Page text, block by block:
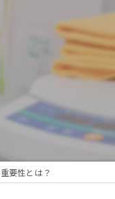
要性とは？